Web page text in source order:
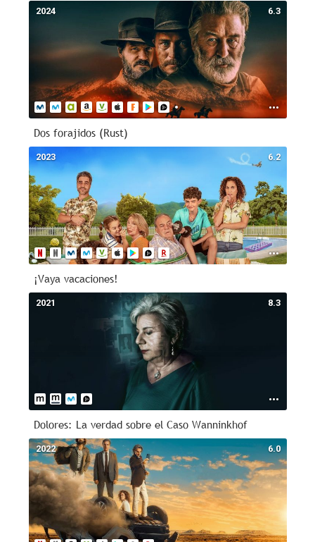
6.3
2024
Dos forajidos (Rust)
6.2
2023
¡Vaya vacaciones!
8.3
2021
Dolores: La verdad sobre el Caso Wanninkhof
6.0
2022